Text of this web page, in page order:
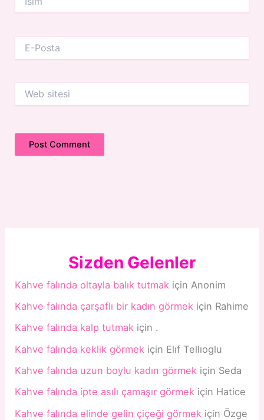
Posta
sitesi
Sizden Gelenler
Kahve falında oltayla balık tutmak için Anonim
Kahve falında çarşaflı bir kadın görmek için Rahime
Kahve falında kalp tutmak için .
Kahve falında keklik görmek için Elıf Tellıoglu
Kahve falında uzun boylu kadın görmek için Seda
Kahve falında ipte asılı çamaşır görmek için Hatice
Kahve falında elinde gelin çiçeği görmek için Özge